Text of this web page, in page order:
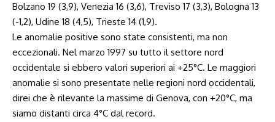
Bolzano 19 (3,9), Venezia 16 (3,6), Treviso 17 (3,3), Bologna 13
(-1,2), Udine 18 (4,5), Trieste 14 (1,9).
Le anomalie positive sono state consistenti, ma non
eccezionali. Nel marzo 1997 su tutto il settore nord
occidentale si ebbero valori superiori ai +25°C. Le maggiori
anomalie si sono presentate nelle regioni nord occidentali,
direi che è rilevante la massime di Genova, con +20°C, ma
siamo distanti circa 4°C dal record.